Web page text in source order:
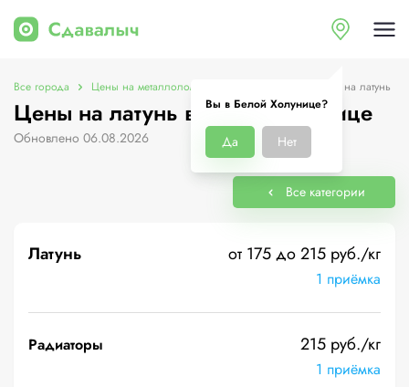
Вы в Белой Холунице?
Да Нет
Все города Цены на металлолом в Белой Холунице Цены на латунь
Цены на латунь в Белой Холунице
Обновлено 06.08.2026
Все категории
Латунь от 175 до 215 руб./кг
1 приёмка
Радиаторы 215 руб./кг
1 приёмка